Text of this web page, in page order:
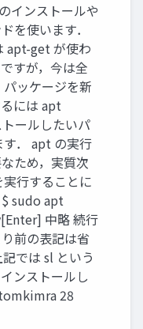
インストールや
を使います．
apt-get が使わ
すが，今は全
ッケージを新
には apt
ールしたいパ
す． apt の実行
ため，実質次
行することに
sudo apt
中略 続行
前の表記は省
では sl という
ンストールし
28